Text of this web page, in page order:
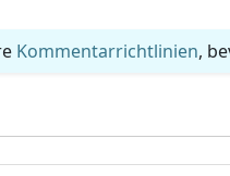
Kommentarrichtlinien,